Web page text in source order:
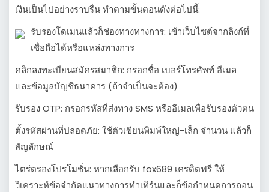
เงินเป็นไปอย่างราบรื่น ทำตามขั้นตอนดังต่อไปนี้:
รับรองโดเมนแล้วก็ช่องทางทางการ: เข้าเว็บไซต์จากลิงก์ที่
เชื่อถือได้หรือแหล่งทางการ
คลิกลงทะเบียนสมัครสมาชิก: กรอกชื่อ เบอร์โทรศัพท์ อีเมล
และข้อมูลบัญชีธนาคาร (ถ้าจำเป็นจะต้อง)
รับรอง OTP: กรอกรหัสที่ส่งทาง SMS หรืออีเมลเพื่อรับรองตัวตน
ตั้งรหัสผ่านที่ปลอดภัย: ใช้ตัวเขียนพิมพ์ใหญ่-เล็ก จำนวน แล้วก็
สัญลักษณ์
ไตร่ตรองโปรโมชั่น: หากเลือกรับ fox689 เครดิตฟรี ให้
วิเคราะห์ข้อจำกัดแนวทางการทำเทิร์นและก็ข้อกำหนดการถอน